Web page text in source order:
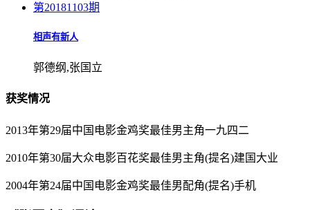
第20181103期
相声有新人
郭德纲,张国立
获奖情况
2013年第29届中国电影金鸡奖最佳男主角一九四二
2010年第30届大众电影百花奖最佳男主角(提名)建国大业
2004年第24届中国电影金鸡奖最佳男配角(提名)手机